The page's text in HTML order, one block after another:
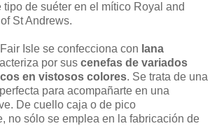
de suéter en el mítico Royal and
St Andrews.
Isle se confecciona con lana
por sus cenefas de variados
en vistosos colores. Se trata de una
para acompañarte en una
De cuello caja o de pico
no sólo se emplea en la fabricación de